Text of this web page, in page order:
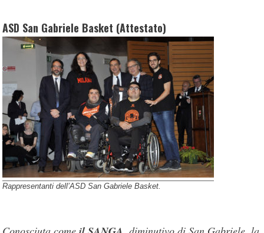
ASD San Gabriele Basket (Attestato)
Rappresentanti dell’ASD San Gabriele Basket.